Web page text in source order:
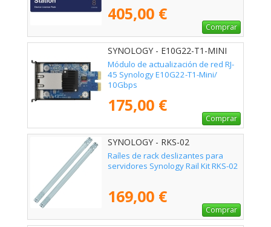
405,00 €
Comprar
SYNOLOGY - E10G22-T1-MINI
Módulo de actualización de red RJ-
45 Synology E10G22-T1-Mini/
10Gbps
175,00 €
Comprar
SYNOLOGY - RKS-02
Raíles de rack deslizantes para
servidores Synology Rail Kit RKS-02
169,00 €
Comprar